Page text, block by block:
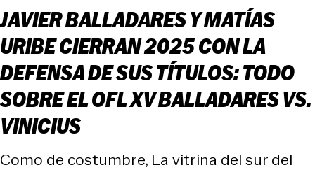
JAVIER BALLADARES Y MATÍAS
URIBE CIERRAN 2025 CON LA
DEFENSA DE SUS TÍTULOS: TODO
SOBRE EL OFL XV BALLADARES VS.
VINICIUS
Como de costumbre, La vitrina del sur del